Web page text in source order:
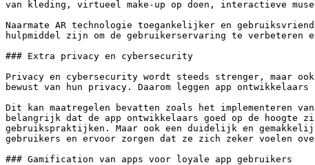
van kleding, virtueel make-up op doen, interactieve
Naarmate AR technologie toegankelijker en
hulpmiddel zijn om de gebruikerservaring te verbeteren
### Extra privacy en cybersecurity
Privacy en cybersecurity wordt steeds strenger, maar
bewust van hun privacy. Daarom leggen app
Dit kan maatregelen bevatten zoals het implementeren
belangrijk dat de app ontwikkelaars goed op de hoogte
gebruikspraktijken. Maar ook een duidelijk en
gebruikers en ervoor zorgen dat ze zich zeker voelen
### Gamification van apps voor loyale app gebruikers